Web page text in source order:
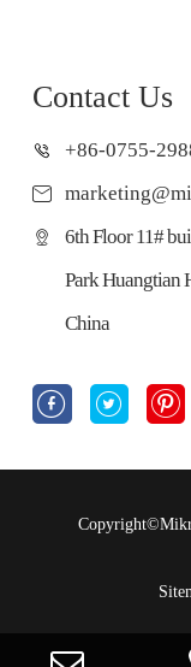
Contact Us
+86-0755-
6th Floor 11#
Park Huangtian
China
  
Copyright©